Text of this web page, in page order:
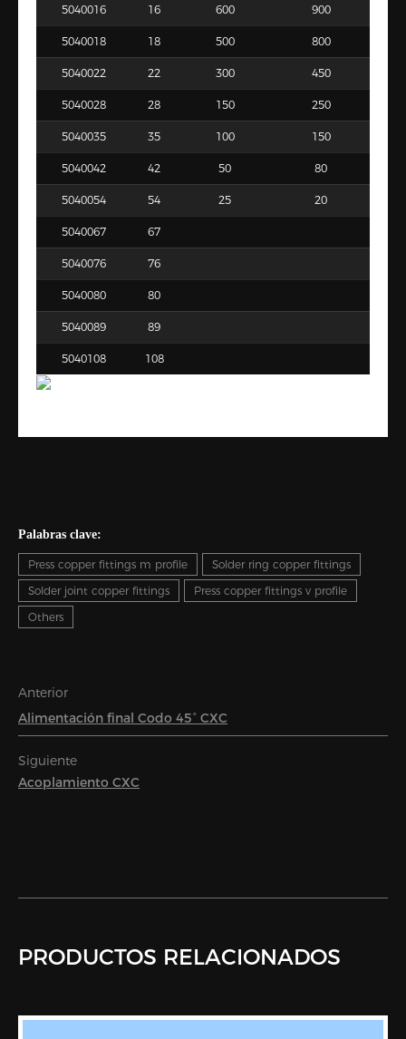
5040016 16 600 900
5040018 18 500 800
5040022 22 300 450
5040028 28 150 250
5040035 35 100 150
5040042 42 50 80
5040054 54 25 20
5040067 67
5040076 76
5040080 80
5040089 89
5040108 108
Palabras clave:
Press copper fittings m profile
Solder ring copper fittings
Solder joint copper fittings
Press copper fittings v profile
Others
Anterior
Alimentación final Codo 45° CXC
Siguiente
Acoplamiento CXC
PRODUCTOS RELACIONADOS